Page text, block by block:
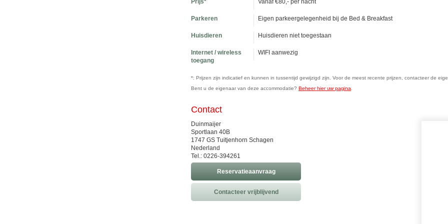
Prijs* Vanaf €80,- per nacht
Parkeren Eigen parkeergelegenheid bij de Bed & Breakfast
Huisdieren Huisdieren niet toegestaan
Internet / wireless
toegang
WIFI aanwezig
*: Prijzen zijn indicatief en kunnen in tussentijd gewijzigd zijn. Voor de meest recente prijzen, contacteer de
Bent u de eigenaar van deze accommodatie? Beheer hier uw pagina
Contact
Duinmaijer
Sportlaan 40B
1747 GS Tuitjenhorn Schagen
Nederland
Tel.: 0226-394261
Reservatieaanvraag
Contacteer vrijblijvend